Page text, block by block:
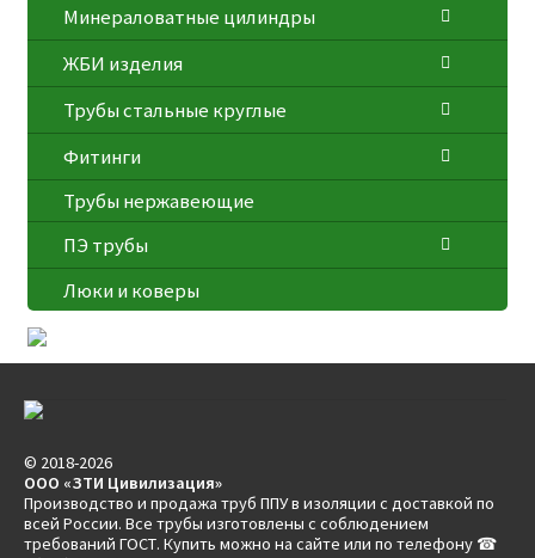
Минераловатные цилиндры
ЖБИ изделия
Трубы стальные круглые
Фитинги
Трубы нержавеющие
ПЭ трубы
Люки и коверы
© 2018-2026
ООО «ЗТИ Цивилизация»
Производство и продажа труб ППУ в изоляции с доставкой по
всей России. Все трубы изготовлены с соблюдением
требований ГОСТ. Купить можно на сайте или по телефону ☎